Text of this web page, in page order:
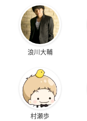
浪川大輔
村瀬歩